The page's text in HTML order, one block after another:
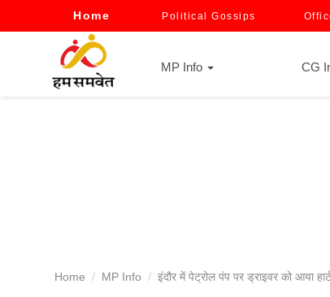
Home Political Gossips
MP Info CG
Home MP Info इंदौर में पेट्रोल पंप पर ड्राइवर को आया